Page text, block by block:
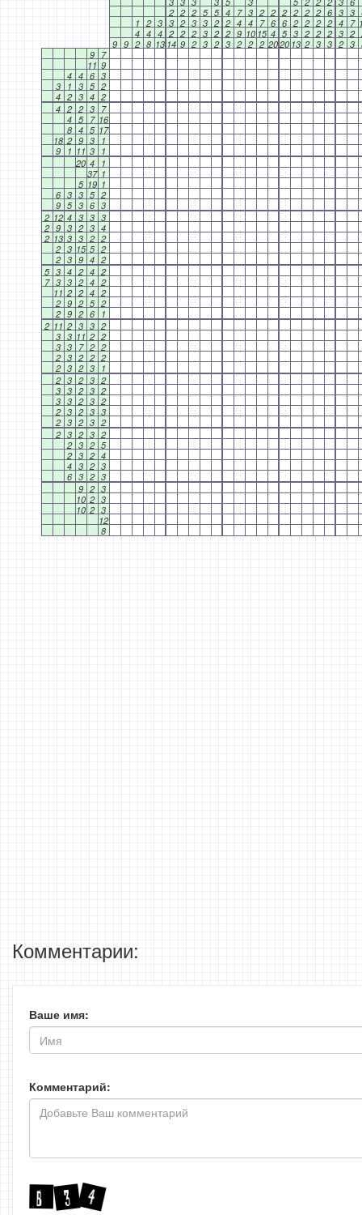
2 2 2 5 5 4 7 3 2 2 2 2 2 2 6 3 3
1 2 3 3 2 3 3 2 2 4 4 7 6 6 2 2 2 2 4 7
4 4 4 2 2 2 3 2 2 9 10 15 4 5 3 2 2 2 3 2
9 9 2 8 13 14 9 2 3 2 3 2 2 2 2020 13 2 3 3 2 3
9 7
11 9
4 4 6 3
3
1 3 5 2
4 2 3 4 2
4 2 2 3 7
4 5 7 16
8 4 5 17
18 2 9 3
1
9
1 11 3
1
20 4
1
37 1
5 19 1
6 3 3 5 2
9 5 3 6 3
2 12 4 3 3 3
2 9 3 2 3 4
2 13 3 3 2 2
2 3 15 5 2
2 3 9 4 2
5 3 4 2 4 2
7 3 3 2 4 2
11 2 2 4 2
2 9 2 5 2
2 9 2 6
1
2 11 2 3 3 2
3 3 11 2 2
3 3 7 2 2
2 3 2 2 2
2 3 2 3
1
2 3 2 3 2
3 3 2 3 2
3 3 2 3 2
2 3 2 3 3
2 3 2 3 2
2 3 2 3 2
2 3 2 5
2 3 2 4
4 3 2 3
6 3 2 3
9 2 3
10 2 3
10 2 3
12
8
Комментарии:
Ваше имя:
Комментарий: